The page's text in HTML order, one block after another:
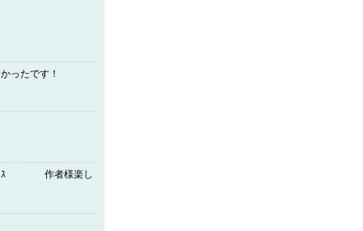
ったです！
じﾃﾞｽ 作者様楽し